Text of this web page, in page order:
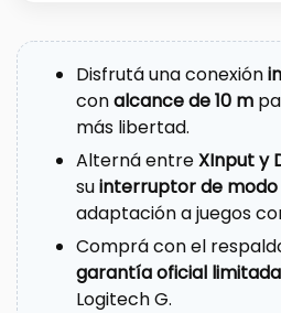
Disfrutá una conexión
conalcance de 10 m
más libertad.
Alterná entreXInput y
suinterruptor de modo
adaptación a juegos
Comprá con el
garantía oficial
Logitech G.